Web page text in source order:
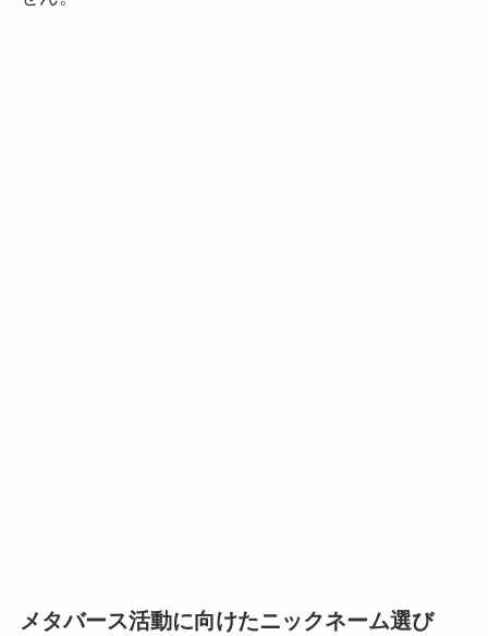
メタバース活動に向けたニックネーム選び